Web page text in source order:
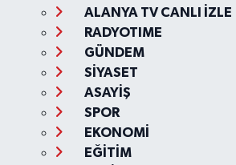
ALANYA TV CANLI İZLE
RADYOTIME
GÜNDEM
SİYASET
ASAYİŞ
SPOR
EKONOMİ
EĞİTİM